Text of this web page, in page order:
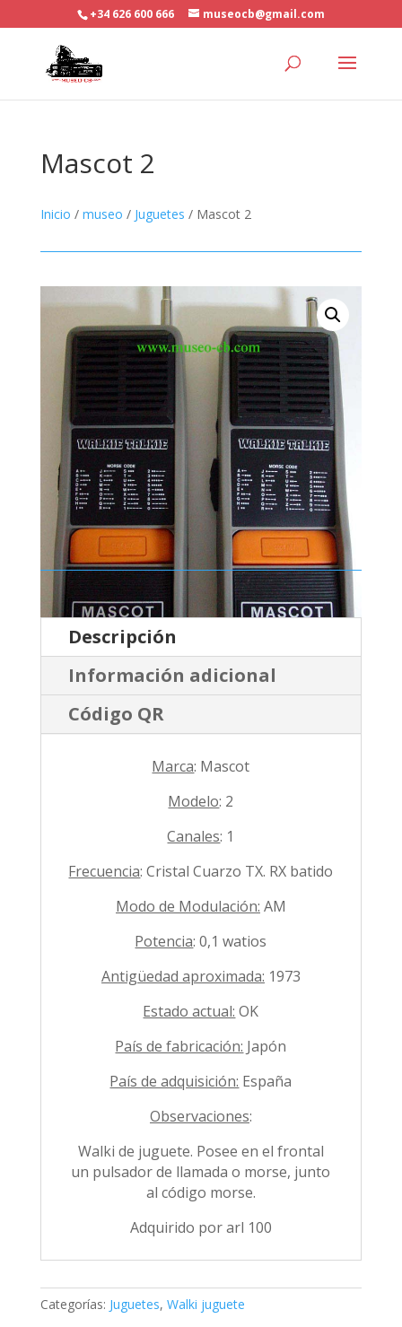
+34 626 600 666 museocb@gmail.com
Mascot 2
Inicio / museo / Juguetes / Mascot 2
Descripción
Información adicional
Código QR
Marca: Mascot
Modelo: 2
Canales: 1
Frecuencia: Cristal Cuarzo TX. RX batido
Modo de Modulación: AM
Potencia: 0,1 watios
Antigüedad aproximada: 1973
Estado actual: OK
País de fabricación: Japón
País de adquisición: España
Observaciones:
Walki de juguete. Posee en el frontal
un pulsador de llamada o morse, junto
al código morse.
Adquirido por arl 100
Categorías: Juguetes, Walki juguete